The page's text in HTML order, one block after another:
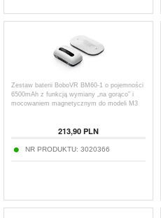
Zestaw baterii BoboVR BM60-1 o pojemności
6500mAh z funkcją wymiany „na gorąco” i
mocowaniem magnetycznym do modeli M3
213,90 PLN
NR PRODUKTU: 3020366